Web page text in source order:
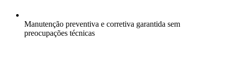
Manutenção preventiva e corretiva garantida sem
preocupações técnicas